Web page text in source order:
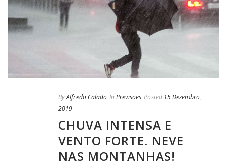
ByAlfredo Calado In Previsões Posted 15 Dezembro,
2019
CHUVA INTENSA E
VENTO FORTE. NEVE
NAS MONTANHAS!